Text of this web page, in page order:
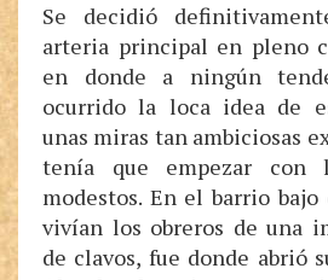
Se decidió
arteria principal en pleno
en donde a ningún
ocurrido la loca idea de
unas miras tan ambiciosas
tenía que empezar con
modestos. En el barrio
vivían los obreros de una
de clavos, fue donde abrió